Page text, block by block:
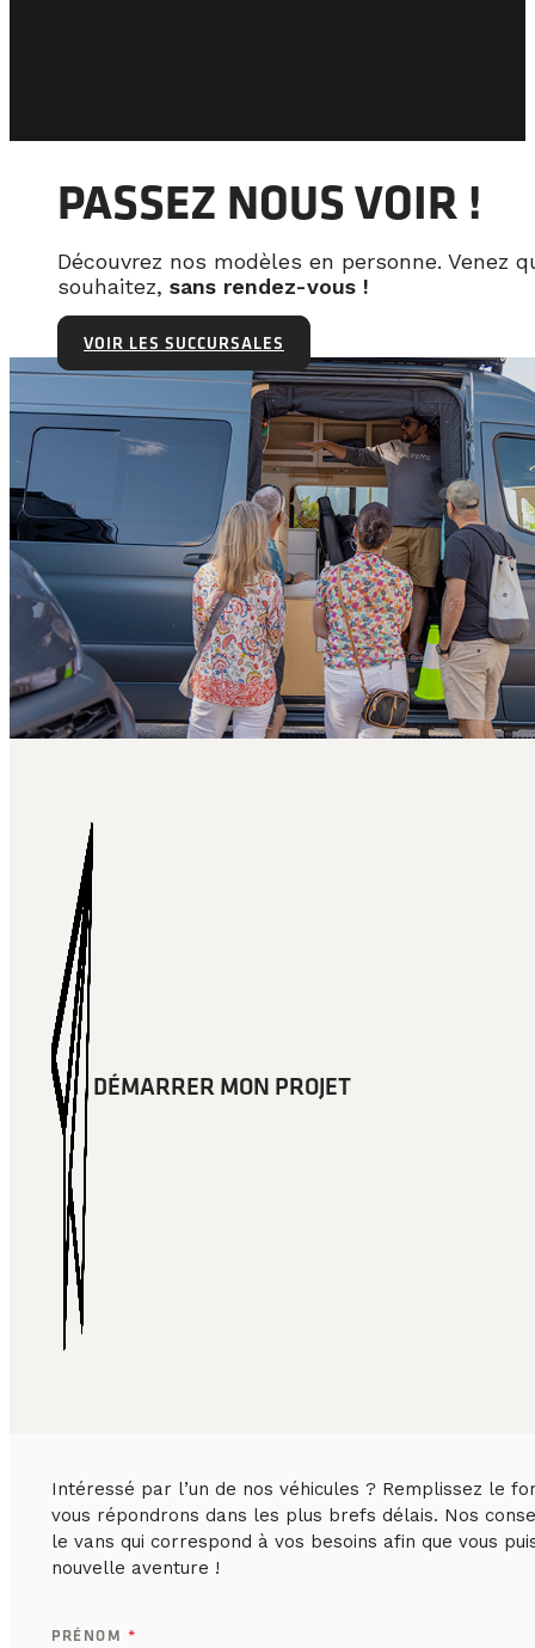
PASSEZ NOUS VOIR !
Découvrez nos modèles en personne. Venez
souhaitez, sans rendez-vous !
VOIR LES SUCCURSALES
DÉMARRER MON PROJET
Intéressé par l’un de nos véhicules ? Remplissez le
vous répondrons dans les plus brefs délais. Nos
le vans qui correspond à vos besoins afin que vous
nouvelle aventure !
PRÉNOM *